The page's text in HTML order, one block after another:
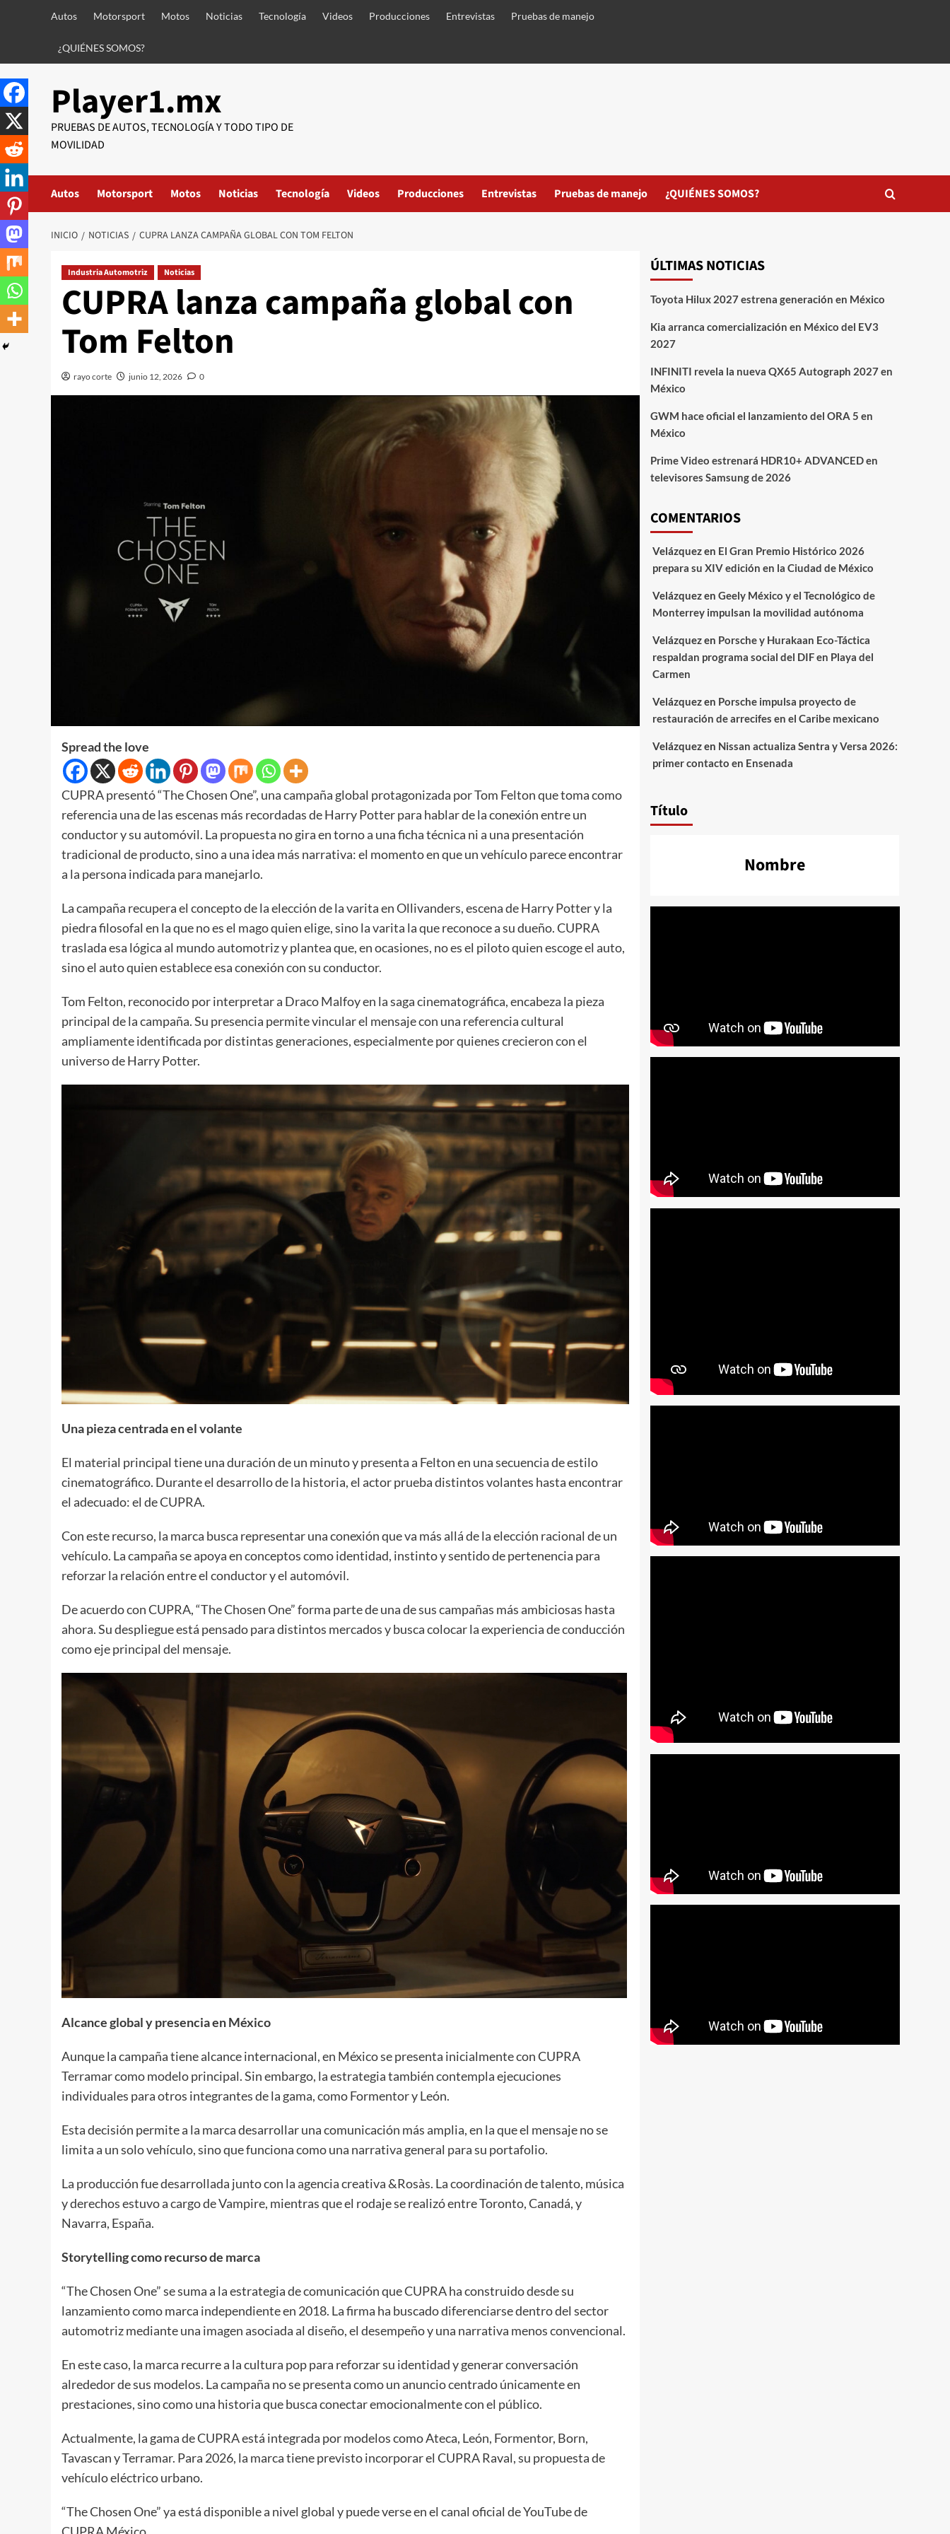
Autos Motorsport Motos Noticias Tecnología Videos Producciones Entrevistas Pruebas de manejo
¿QUIÉNES SOMOS?
Player1.mx
PRUEBAS DE AUTOS, TECNOLOGÍA Y TODO TIPO DE
MOVILIDAD
Autos Motorsport Motos Noticias Tecnología Videos Producciones Entrevistas Pruebas de manejo ¿QUIÉNES SOMOS?
INICIO NOTICIAS CUPRA LANZA CAMPAÑA GLOBAL CON TOM FELTON
Industria Automotriz Noticias
CUPRA lanza campaña global con
Tom Felton
rayo corte junio 12, 2026 0
Spread the love
CUPRA presentó “The Chosen One”, una campaña global protagonizada por Tom Felton que toma como
referencia una de las escenas más recordadas de Harry Potter para hablar de la conexión entre un
conductor y su automóvil. La propuesta no gira en torno a una ficha técnica ni a una presentación
tradicional de producto, sino a una idea más narrativa: el momento en que un vehículo parece encontrar
a la persona indicada para manejarlo.
La campaña recupera el concepto de la elección de la varita en Ollivanders, escena de Harry Potter y la
piedra filosofal en la que no es el mago quien elige, sino la varita la que reconoce a su dueño. CUPRA
traslada esa lógica al mundo automotriz y plantea que, en ocasiones, no es el piloto quien escoge el auto,
sino el auto quien establece esa conexión con su conductor.
Tom Felton, reconocido por interpretar a Draco Malfoy en la saga cinematográfica, encabeza la pieza
principal de la campaña. Su presencia permite vincular el mensaje con una referencia cultural
ampliamente identificada por distintas generaciones, especialmente por quienes crecieron con el
universo de Harry Potter.
Una pieza centrada en el volante
El material principal tiene una duración de un minuto y presenta a Felton en una secuencia de estilo
cinematográfico. Durante el desarrollo de la historia, el actor prueba distintos volantes hasta encontrar
el adecuado: el de CUPRA.
Con este recurso, la marca busca representar una conexión que va más allá de la elección racional de un
vehículo. La campaña se apoya en conceptos como identidad, instinto y sentido de pertenencia para
reforzar la relación entre el conductor y el automóvil.
De acuerdo con CUPRA, “The Chosen One” forma parte de una de sus campañas más ambiciosas hasta
ahora. Su despliegue está pensado para distintos mercados y busca colocar la experiencia de conducción
como eje principal del mensaje.
Alcance global y presencia en México
Aunque la campaña tiene alcance internacional, en México se presenta inicialmente con CUPRA
Terramar como modelo principal. Sin embargo, la estrategia también contempla ejecuciones
individuales para otros integrantes de la gama, como Formentor y León.
Esta decisión permite a la marca desarrollar una comunicación más amplia, en la que el mensaje no se
limita a un solo vehículo, sino que funciona como una narrativa general para su portafolio.
La producción fue desarrollada junto con la agencia creativa &Rosàs. La coordinación de talento, música
y derechos estuvo a cargo de Vampire, mientras que el rodaje se realizó entre Toronto, Canadá, y
Navarra, España.
Storytelling como recurso de marca
“The Chosen One” se suma a la estrategia de comunicación que CUPRA ha construido desde su
lanzamiento como marca independiente en 2018. La firma ha buscado diferenciarse dentro del sector
automotriz mediante una imagen asociada al diseño, el desempeño y una narrativa menos convencional.
En este caso, la marca recurre a la cultura pop para reforzar su identidad y generar conversación
alrededor de sus modelos. La campaña no se presenta como un anuncio centrado únicamente en
prestaciones, sino como una historia que busca conectar emocionalmente con el público.
Actualmente, la gama de CUPRA está integrada por modelos como Ateca, León, Formentor, Born,
Tavascan y Terramar. Para 2026, la marca tiene previsto incorporar el CUPRA Raval, su propuesta de
vehículo eléctrico urbano.
“The Chosen One” ya está disponible a nivel global y puede verse en el canal oficial de YouTube de
ÚLTIMAS NOTICIAS
Toyota Hilux 2027 estrena generación en México
Kia arranca comercialización en México del EV3
2027
INFINITI revela la nueva QX65 Autograph 2027 en
México
GWM hace oficial el lanzamiento del ORA 5 en
México
Prime Video estrenará HDR10+ ADVANCED en
televisores Samsung de 2026
COMENTARIOS
Velázquezen El Gran Premio Histórico 2026
prepara su XIV edición en la Ciudad de México
Velázquezen Geely México y el Tecnológico de
Monterrey impulsan la movilidad autónoma
Velázquezen Porsche y Hurakaan Eco-Táctica
respaldan programa social del DIF en Playa del
Carmen
Velázquezen Porsche impulsa proyecto de
restauración de arrecifes en el Caribe mexicano
Velázquezen Nissan actualiza Sentra y Versa 2026:
primer contacto en Ensenada
Título
Nombre